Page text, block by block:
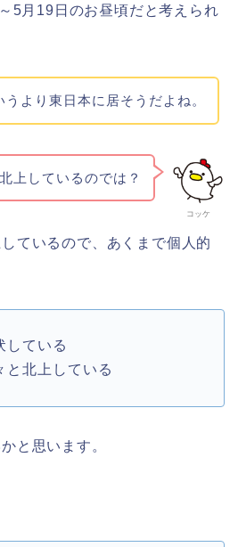
5月19日のお昼頃だと考えられ
うより東日本に居そうだよね。
コッケ
上しているのでは？
ているので、あくまで個人的
している
と北上している
と思います。